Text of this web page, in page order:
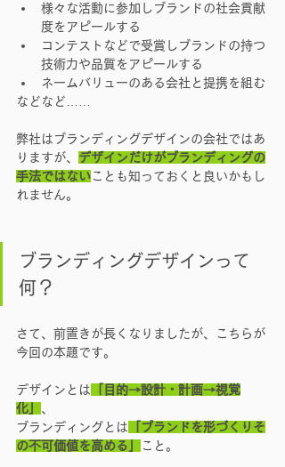
様々な活動に参加しブランドの社会貢献
度をアピールする
コンテストなどで受賞しブランドの持つ
技術力や品質をアピールする
ネームバリューのある会社と提携を組む
などなど……
弊社はブランディングデザインの会社ではあ
りますが、 デザインだけがブランディングの
手法ではない ことも知っておくと良いかもし
れません。
ブランディングデザインって
何？
さて、前置きが長くなりましたが、こちらが
今回の本題です。
デザインとは 「目的→設計・計画→視覚
化」
ブランディングとは 「ブランドを形づくりそ
の不可価値を高める」
こと。